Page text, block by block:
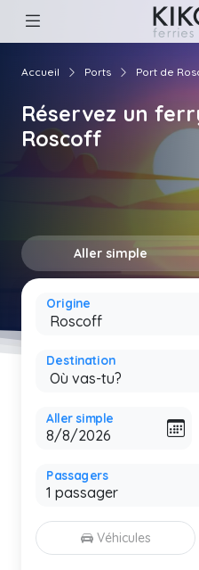
Accueil Ports Port de
Réservez un
Roscoff
Aller simple
Origine
Destination
Aller simple
Passagers
Véhicules